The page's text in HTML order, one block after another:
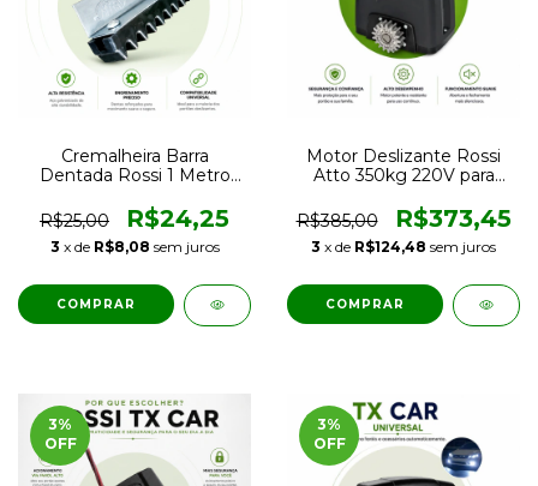
Cremalheira Barra
Dentada Rossi 1 Metro
Deslizante
R$25,00 R$24,25
3 x de R$8,08 sem juros
Motor Deslizante Rossi
Atto 350kg 220V para
Residencial
R$385,00 R$373,45
3 x de R$124,48 sem juros
3%
OFF
3%
OFF